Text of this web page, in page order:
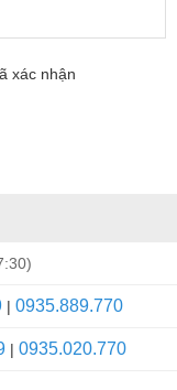
| 0935.889.770
| 0935.020.770